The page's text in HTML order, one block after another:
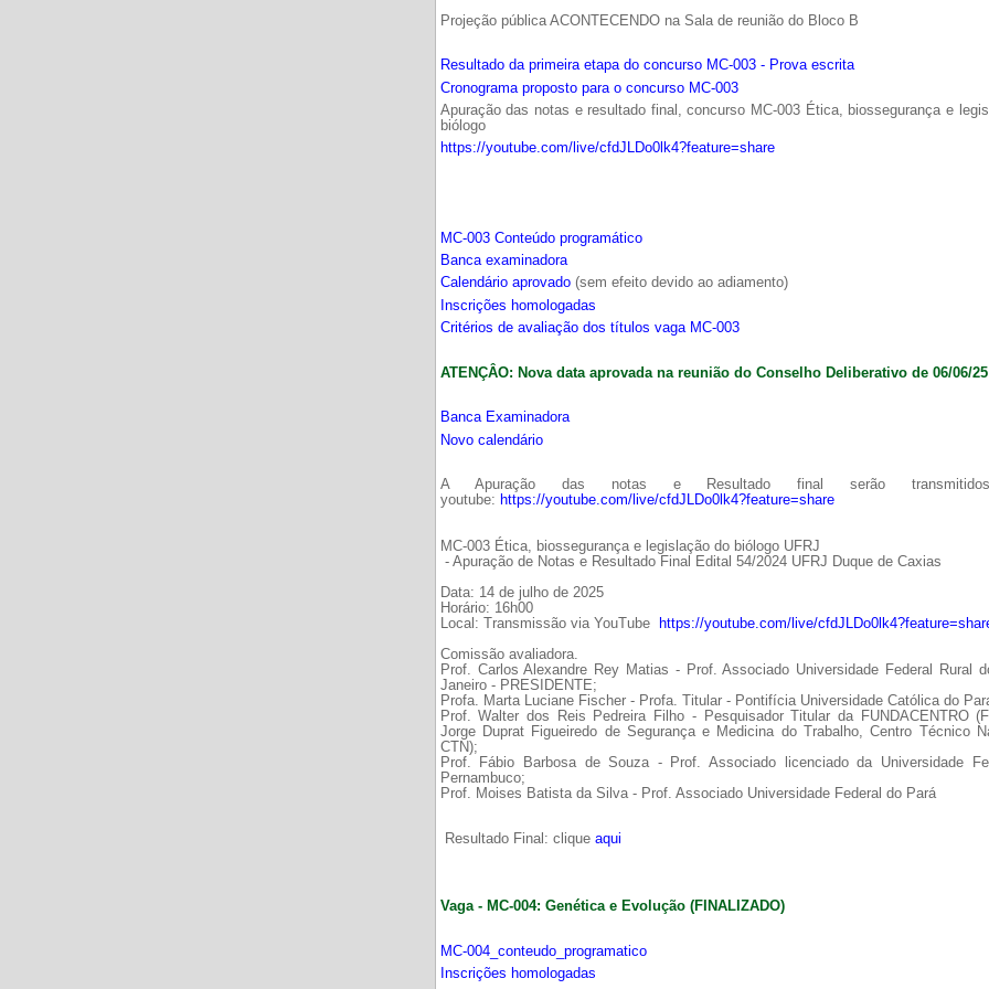
Projeção pública ACONTECENDO na Sala de reunião do Bloco B
Resultado da primeira etapa do concurso MC-003 - Prova escrita
Cronograma proposto para o concurso MC-003
Apuração das notas e resultado final, concurso MC-003 Ética, biossegurança e
biólogo
https://youtube.com/live/cfdJLDo0lk4?feature=share
MC-003 Conteúdo programático
Banca examinadora
Calendário aprovado(sem efeito devido ao adiamento)
Inscrições homologadas
Critérios de avaliação dos títulos vaga MC-003
ATENÇÂO: Nova data aprovada na reunião do Conselho Deliberativo de 06/06/25
Banca Examinadora
Novo calendário
A Apuração das notas e Resultado final serão
youtube: https://youtube.com/live/cfdJLDo0lk4?feature=share
MC-003 Ética, biossegurança e legislação do biólogo UFRJ
- Apuração de Notas e Resultado Final Edital 54/2024 UFRJ Duque de Caxias
Data: 14 de julho de 2025
Horário: 16h00
Local: Transmissão via YouTube
https://youtube.com/live/
Comissão avaliadora.
Prof. Carlos Alexandre Rey Matias - Prof. Associado Universidade Federal Rural
Janeiro - PRESIDENTE;
Profa. Marta Luciane Fischer - Profa. Titular - Pontifícia Universidade Católica do
Prof. Walter dos Reis Pedreira Filho - Pesquisador Titular da FUNDACENTRO
Jorge Duprat Figueiredo de Segurança e Medicina do Trabalho, Centro Técnico
CTN);
Prof. Fábio Barbosa de Souza - Prof. Associado licenciado da Universidade
Pernambuco;
Prof. Moises Batista da Silva - Prof. Associado Universidade Federal do Pará
Resultado Final: clique aqui
Vaga - MC-004: Genética e Evolução (FINALIZADO)
MC-004_conteudo_programatico
Inscrições homologadas